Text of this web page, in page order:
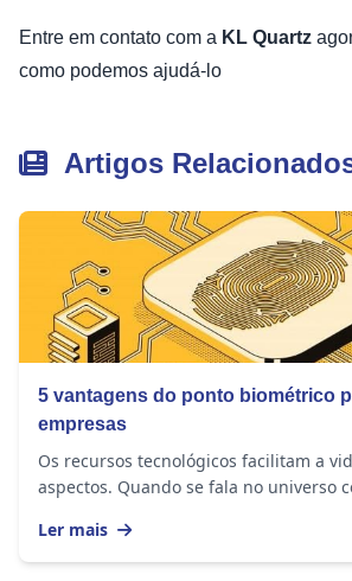
Entre em contato com a KL Quartz
como podemos ajudá-lo
Artigos
5 vantagens do ponto biométrico
empresas
Os recursos tecnológicos facilitam a
aspectos. Quando se fala no universo
Ler mais